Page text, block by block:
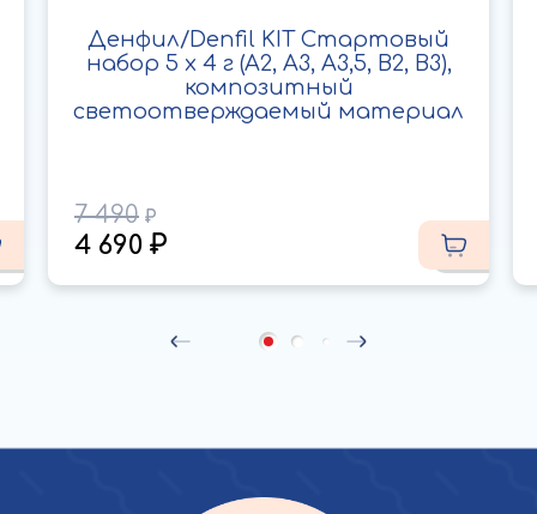
Денфил/Denfil KIT Стартовый
набор 5 х 4 г (A2, A3, A3,5, B2, B3),
композитный
светоотверждаемый материал
7 490
4 690